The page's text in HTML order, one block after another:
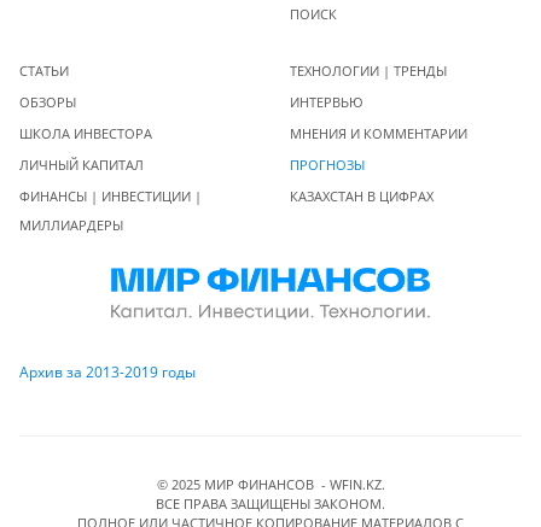
ПОИСК
СТАТЬИ
ОБЗОРЫ
ШКОЛА ИНВЕСТОРА
ЛИЧНЫЙ КАПИТАЛ
ФИНАНСЫ | ИНВЕСТИЦИИ |
МИЛЛИАРДЕРЫ
ТЕХНОЛОГИИ | ТРЕНДЫ
ИНТЕРВЬЮ
МНЕНИЯ И КОММЕНТАРИИ
ПРОГНОЗЫ
КАЗАХСТАН В ЦИФРАХ
Архив за 2013-2019 годы
© 2025 МИР ФИНАНСОВ - WFIN.KZ.
ВСЕ ПРАВА ЗАЩИЩЕНЫ ЗАКОНОМ.
ПОЛНОЕ ИЛИ ЧАСТИЧНОЕ КОПИРОВАНИЕ МАТЕРИАЛОВ C